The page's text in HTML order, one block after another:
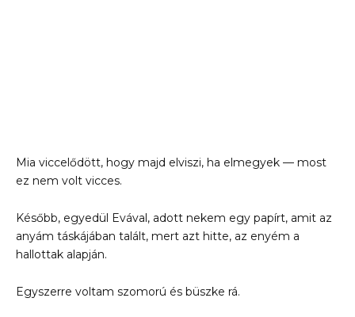
Mia viccelődött, hogy majd elviszi, ha elmegyek — most
ez nem volt vicces.
Később, egyedül Evával, adott nekem egy papírt, amit az
anyám táskájában talált, mert azt hitte, az enyém a
hallottak alapján.
Egyszerre voltam szomorú és büszke rá.